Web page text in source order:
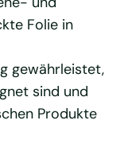
Folie in
gewährleistet,
sind und
Produkte